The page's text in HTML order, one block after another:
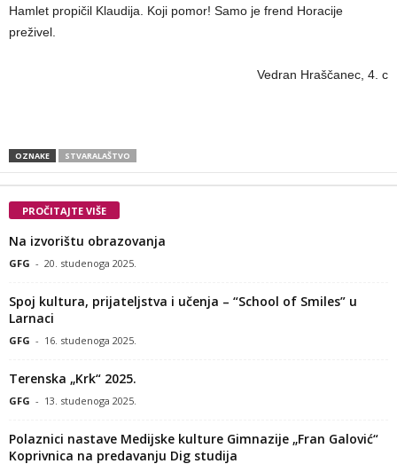
Hamlet propičil Klaudija. Koji pomor! Samo je frend Horacije
preživel.
Vedran Hraščanec, 4. c
OZNAKE STVARALAŠTVO
PROČITAJTE VIŠE
Na izvorištu obrazovanja
GFG - 20. studenoga 2025.
Spoj kultura, prijateljstva i učenja – “School of Smiles” u
Larnaci
GFG - 16. studenoga 2025.
Terenska „Krk“ 2025.
GFG - 13. studenoga 2025.
Polaznici nastave Medijske kulture Gimnazije „Fran Galović“
Koprivnica na predavanju Dig studija